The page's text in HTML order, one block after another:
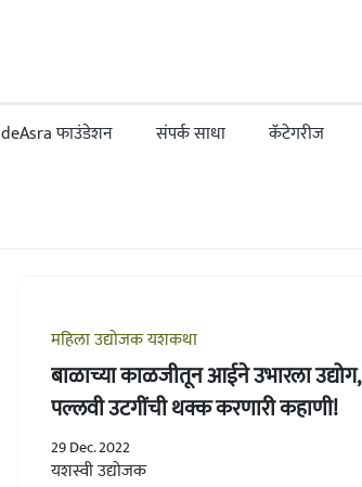
deAsra फाउंडेशन संपर्क साधा कॅटेगरीज
महिला उद्योजक यशकथा
बाळाच्या काळजीतून आईने उभारला उद्योग,
पल्लवी उटगींची थक्क करणारी कहाणी!
29 Dec. 2022
यशस्वी उद्योजक